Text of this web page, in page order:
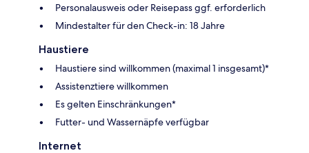
Personalausweis oder Reisepass ggf. erforderlich
Mindestalter für den Check-in: 18 Jahre
Haustiere
Haustiere sind willkommen (maximal 1 insgesamt)*
Assistenztiere willkommen
Es gelten Einschränkungen*
Futter- und Wassernäpfe verfügbar
Internet